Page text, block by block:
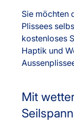
Sie möchten
Plissees
kostenloses
Haptik und
Mit